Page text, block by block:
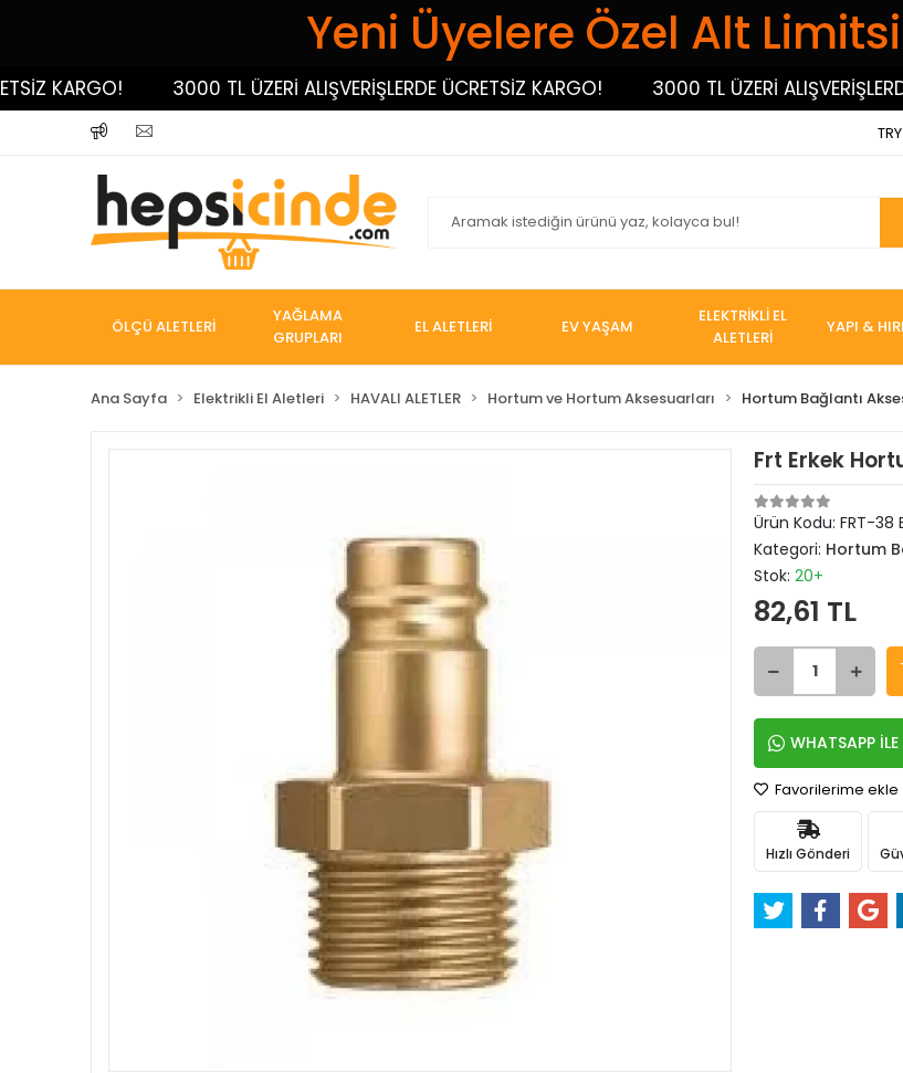
Yeni Üyelere Özel Alt
KARGO! 3000 TL ÜZERİ ALIŞVERİŞLERDE ÜCRETSİZ KARGO! 3000 TL ÜZERİ ALIŞVERİŞLERDE
ÖLÇÜ ALETLERİ
YAĞLAMA
GRUPLARI
EL ALETLERİ EV YAŞAM
ELEKTRİKLİ EL
ALETLERİ
YAPI &
Ana Sayfa Elektrikli El Aletleri HAVALI ALETLER Hortum ve Hortum Aksesuarları Hortum Bağlantı
Frt Erkek
Ürün Kodu: FRT-38
Kategori: Hortum
Stok: 20+
82,61 TL
WHATSAPP İLE
Favorilerime ekle
Hızlı Gönderi